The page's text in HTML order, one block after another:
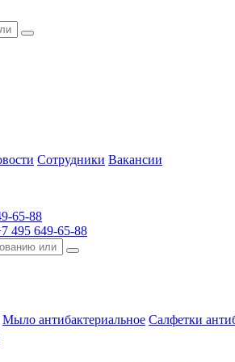
Сотрудники Вакансии
65-88
495 649-65-88
Мыло антибактериальное Салфетки